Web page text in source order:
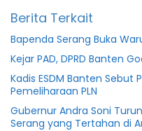
Berita Terkait
Bapenda Serang Buka
Kejar PAD, DPRD Banten
Kadis ESDM Banten
Pemeliharaan PLN
Gubernur Andra Soni
Serang yang Tertahan di